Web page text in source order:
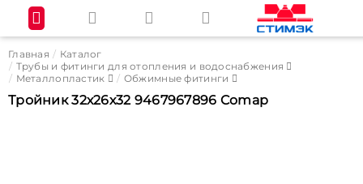
Главная
Каталог
Трубы и фитинги для отопления и водоснабжения
Металлопластик
Обжимные фитинги
Тройник 32х26х32 9467967896 Comap